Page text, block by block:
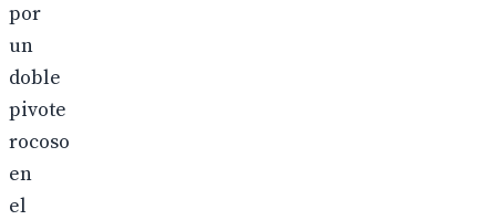
por
un
doble
pivote
rocoso
en
el